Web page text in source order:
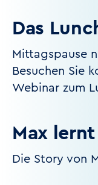
Das
Mittagspause
Besuchen Sie
Webinar zum
Max lernt
Die Story von